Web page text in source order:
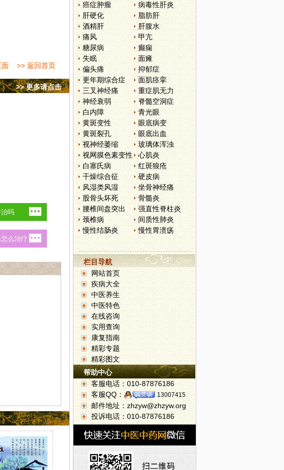
面 >> 返回首页
>> 更多请点击
癌症肿瘤
病毒性肝炎
肝硬化
脂肪肝
酒精肝
肝腹水
痛风
甲亢
糖尿病
癫痫
失眠
面瘫
偏头痛
抑郁症
更年期综合症
面肌痉挛
三叉神经痛
重症肌无力
神经衰弱
脊髓空洞症
白内障
青光眼
黄斑变性
眼底病变
黄斑裂孔
眼底出血
视神经萎缩
玻璃体浑浊
视网膜色素变性
心肌炎
白塞氏病
红斑狼疮
干燥综合征
硬皮病
风湿类风湿
坐骨神经痛
股骨头坏死
骨髓炎
腰椎间盘突出
强直性脊柱炎
颈椎病
间质性肺炎
慢性结肠炎
慢性胃溃疡
栏目导航
网站首页
疾病大全
中医养生
中医特色
在线咨询
实用查询
康复指南
精彩专题
精彩图文
帮助中心
客服电话：010-87876186
客服QQ：
13007415
邮件地址：zhzyw@zhzyw.org
投诉电话：010-87876186